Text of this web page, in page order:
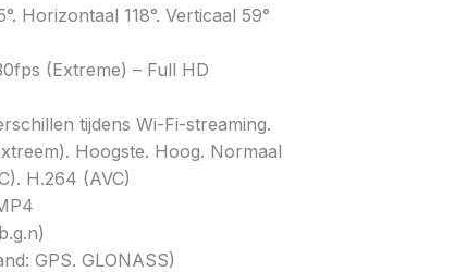
Horizontaal 118°. Verticaal 59°
(Extreme) – Full HD
tijdens Wi-Fi-streaming.
Hoogste. Hoog. Normaal
H.264 (AVC)
GPS. GLONASS)